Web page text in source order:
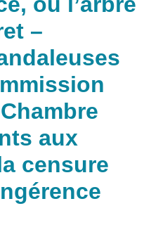
–
aux
censure